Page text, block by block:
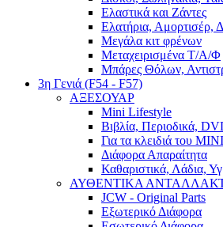
Ελαστικά και Ζάντες
Ελατήρια, Αμορτισέρ,
Μεγάλα κιτ φρένων
Μεταχειρισμένα Τ/Α/Φ
Μπάρες Θόλων,
3η Γενιά (F54 - F57)
ΑΞΕΣΟΥΑΡ
Mini Lifestyle
Βιβλία, Περιοδικά,
Για τα κλειδιά του
Διάφορα Απαραίτητα
Καθαριστικά, Λάδια,
ΑΥΘΕΝΤΙΚΑ
JCW - Original Parts
Εξωτερικό Διάφορα